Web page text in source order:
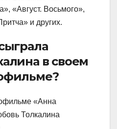
«Август. Восьмого»,
и других.
в своем
«Анна
Толкалина